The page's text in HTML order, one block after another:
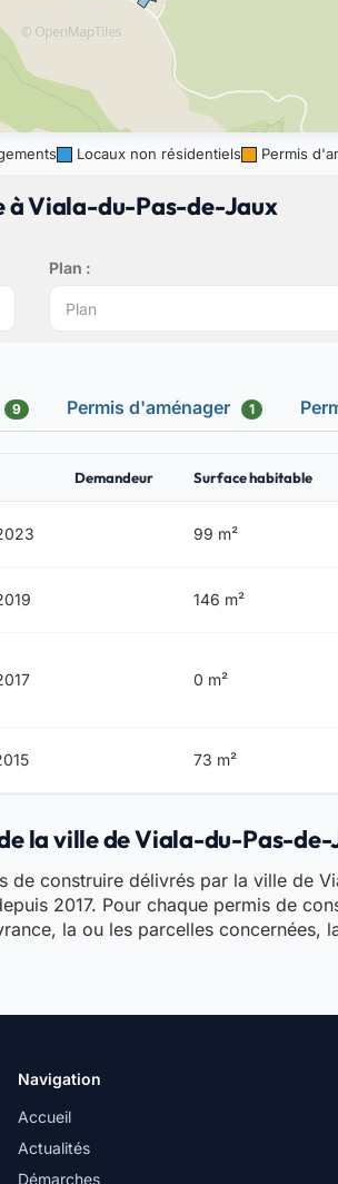
Locaux non résidentiels Permis
à Viala-du-Pas-de-Jaux
Plan :
9 Permis d'aménager 1
Demandeur Surface habitable
99 m²
146 m²
0 m²
73 m²
la ville de Viala-du-Pas-
de construire délivrés par la ville de
2017. Pour chaque permis de
la ou les parcelles concernées,
Navigation
Accueil
Actualités
Démarches